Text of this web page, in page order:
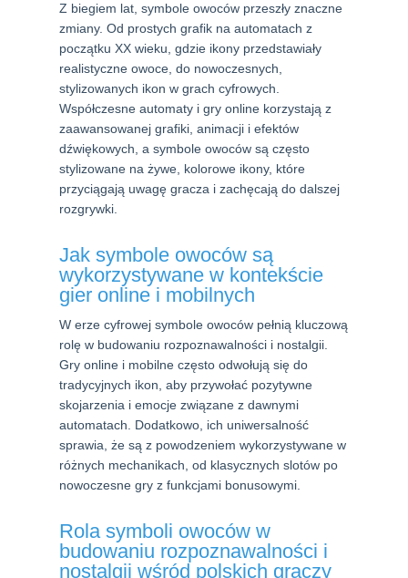
Z biegiem lat, symbole owoców przeszły znaczne
zmiany. Od prostych grafik na automatach z
początku XX wieku, gdzie ikony przedstawiały
realistyczne owoce, do nowoczesnych,
stylizowanych ikon w grach cyfrowych.
Współczesne automaty i gry online korzystają z
zaawansowanej grafiki, animacji i efektów
dźwiękowych, a symbole owoców są często
stylizowane na żywe, kolorowe ikony, które
przyciągają uwagę gracza i zachęcają do dalszej
rozgrywki.
Jak symbole owoców są
wykorzystywane w kontekście
gier online i mobilnych
W erze cyfrowej symbole owoców pełnią kluczową
rolę w budowaniu rozpoznawalności i nostalgii.
Gry online i mobilne często odwołują się do
tradycyjnych ikon, aby przywołać pozytywne
skojarzenia i emocje związane z dawnymi
automatach. Dodatkowo, ich uniwersalność
sprawia, że są z powodzeniem wykorzystywane w
różnych mechanikach, od klasycznych slotów po
nowoczesne gry z funkcjami bonusowymi.
Rola symboli owoców w
budowaniu rozpoznawalności i
nostalgii wśród polskich graczy